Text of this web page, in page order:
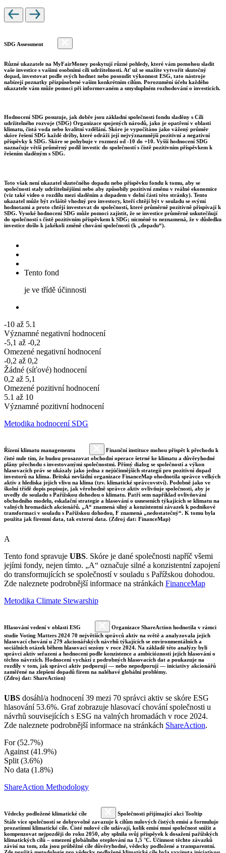
SDG Assessment
Různé ukazatele na MyFairMoney poskytují různé pohledy, které vám pomohou sladit
vaše investice s vašimi osobními cíli udržitelnosti. Ať už se snažíte vytvořit skutečný
dopad, investovat podle svých hodnot nebo posoudit výkonnost ESG, tato nástroje
nabízejí poznatky přizpůsobené vašim konkrétním cílům. Porozumění účelu každého
ukazatele vám může pomoci při informovaném a smysluplném rozhodování o investicích.
Hodnocení SDG posuzuje, jak dobře jsou základní společnosti fondu sladěny s Cíli
udržitelného rozvoje (SDG) Organizace spojených národů, jako je opatření v oblasti
klimatu, čistá voda nebo kvalitní vzdělání. Skóre je vypočítáno jako vážený průměr
skóre řešení SDG každé držby, které odráží její nejvýznamnější pozitivní a negativní
příspěvky k SDG. Skóre se pohybuje v rozmezí od -10 do +10. Vyšší hodnocení SDG
naznačuje větší průměrný podíl investic do společností s čistě pozitivním příspěvkem k
řešením sladěným s SDG.
Toto však není ukazatel skutečného dopadu nebo příspěvku fondu k tomu, aby se
společnosti staly udržitelnějšími nebo aby způsobily pozitivní změnu v reálné ekonomice
(viz také video o rozdílu mezi sladěním a dopadem v dolní části této stránky). Tento
ukazatel může být zvláště vhodný pro investory, kteří chtějí být v souladu se svými
hodnotami a proto chtějí investovat do společností, které průměrně pozitivně přispívají k
SDG. Vysoké hodnocení SDG může pomoci zajistit, že se investice průměrně uskutečňují
do společností s čistě pozitivním příspěvkem k SDG; nicméně to neznamená, že v důsledku
investice došlo k jakékoli změně chování společnosti (k „dopadu“).
Tento fond
je ve třídě účinnosti
-10 až 5.1
Významné negativní hodnocení
-5,1 až -0,2
Omezené negativní hodnocení
-0,2 až 0,2
Žádné (síťové) hodnocení
0,2 až 5,1
Omezené pozitivní hodnocení
5.1 až 10
Významné pozitivní hodnocení
Metodika hodnocení SDG
Řízení klimatu managementu
Finanční instituce mohou přispět k přechodu k
čisté nule tím, že budou prosazovat obchodní operace šetrné ke klimatu a důvěryhodné
plány přechodu s investovanými společnostmi. Přímý dialog se společností a výkon
hlasovacích práv se ukázaly jako jedna z nejúčinnějších strategií pro pozitivní dopad
investorů na klima. Britská nevládní organizace FinanceMap ohodnotila správce velkých
aktiv z hlediska jejich vlivu na klima (tzv. klimatické správcovství). Podobně jako ve
školní třídě dopis popisuje, jak věrohodně správce aktiv ovlivňuje společnosti, aby je
uvedly do souladu s Pařížskou dohodou o klimatu. Patří sem například ovlivňování
obchodního modelu, eskalační strategie a hlasování o usneseních týkajících se klimatu na
valných hromadách akcionářů. „A“ znamená silný a konzistentní závazek k podnikové
transformaci v souladu s Pařížskou dohodou, F znamená „nedostatečný“. K tomu byla
použita jak firemní data, tak externí data. (Zdroj dat: FinanceMap)
A
Tento fond spravuje UBS. Skóre je dané společnosti napříč všemi
jejími fondy, nejen tímto. „A“ označuje silné a konzistentní zapojení
do transformujících se společností v souladu s Pařížskou dohodou.
Zde naleznete podrobnější informace na stránkách FinanceMap
Metodika Climate Stewarship
Hlasování vedení v oblasti ESG
Organizace ShareAction hodnotila v rámci
studie Voting Matters 2024 70 největších správců aktiv na světě a analyzovala jejich
hlasovací chování u 279 akcionářských návrhů týkajících se environmentálních a
sociálních otázek během hlasovací sezóny v roce 2024. Na základě této analýzy byli
správci aktiv seřazeni a hodnoceni podle konzistence a ambicióznosti jejich hlasování o
těchto návrzích. Hodnocení vychází z podrobných hlasovacích dat a poukazuje na
rozdíly v tom, jak správci aktiv podporují — nebo nepodporují — iniciativy akcionářů
zaměřené na zlepšení dopadů firem na naléhavé globální problémy.
(Zdroj dat: ShareAction)
UBS dosáhl/a hodnocení 39 mezi 70 správci aktiv se skóre ESG
hlasování 53.6%. Graf zobrazuje hlasovací chování společnosti u
návrhů souvisejících s ESG na valných hromadách v roce 2024.
Zde naleznete podrobnější informace na stránkách ShareAction.
For (52.7%)
Against (41.9%)
Split (3.6%)
No data (1.8%)
ShareAction Methodology
Vědecky podložené klimatické cíle
Společnosti přijímající akci Tooltip
Stále více společností se dobrovolně zavazuje k cílům nulových čistých emisí a formuluje
prozatímní klimatické cíle. Čisté nulové cíle udávají, kolik emisí musí společnost snížit a
kompenzovat nejpozději do roku 2050, aby splnila svůj příspěvek k dosažení pařížských
klimatických cílů – omezení globálního oteplování na 1,5 °C. Účinnost těchto závazků
závisí na tom, zda jsou průběžné cíle důvěryhodné, vědecky podložené a transparentní.